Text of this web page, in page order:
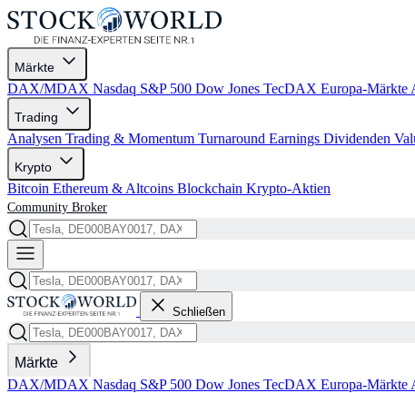
Märkte
DAX/MDAX Nasdaq S&P 500 Dow Jones TecDAX Europa-Märkte
Trading
Analysen Trading & Momentum Turnaround Earnings Dividenden
Krypto
Bitcoin Ethereum & Altcoins Blockchain Krypto-Aktien
Community Broker
Schließen
Märkte
DAX/MDAX Nasdaq S&P 500 Dow Jones TecDAX Europa-Märkte